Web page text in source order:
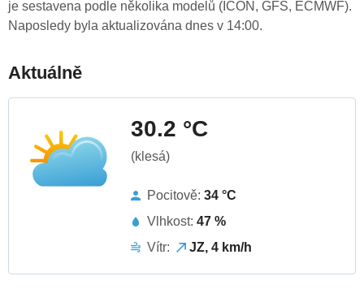
je sestavena podle několika modelů (ICON, GFS, ECMWF).
Naposledy byla aktualizována dnes v 14:00.
Aktuálně
30.2 °C
(klesá)
Pocitově: 34 °C
Vlhkost: 47 %
Vítr:
JZ, 4 km/h